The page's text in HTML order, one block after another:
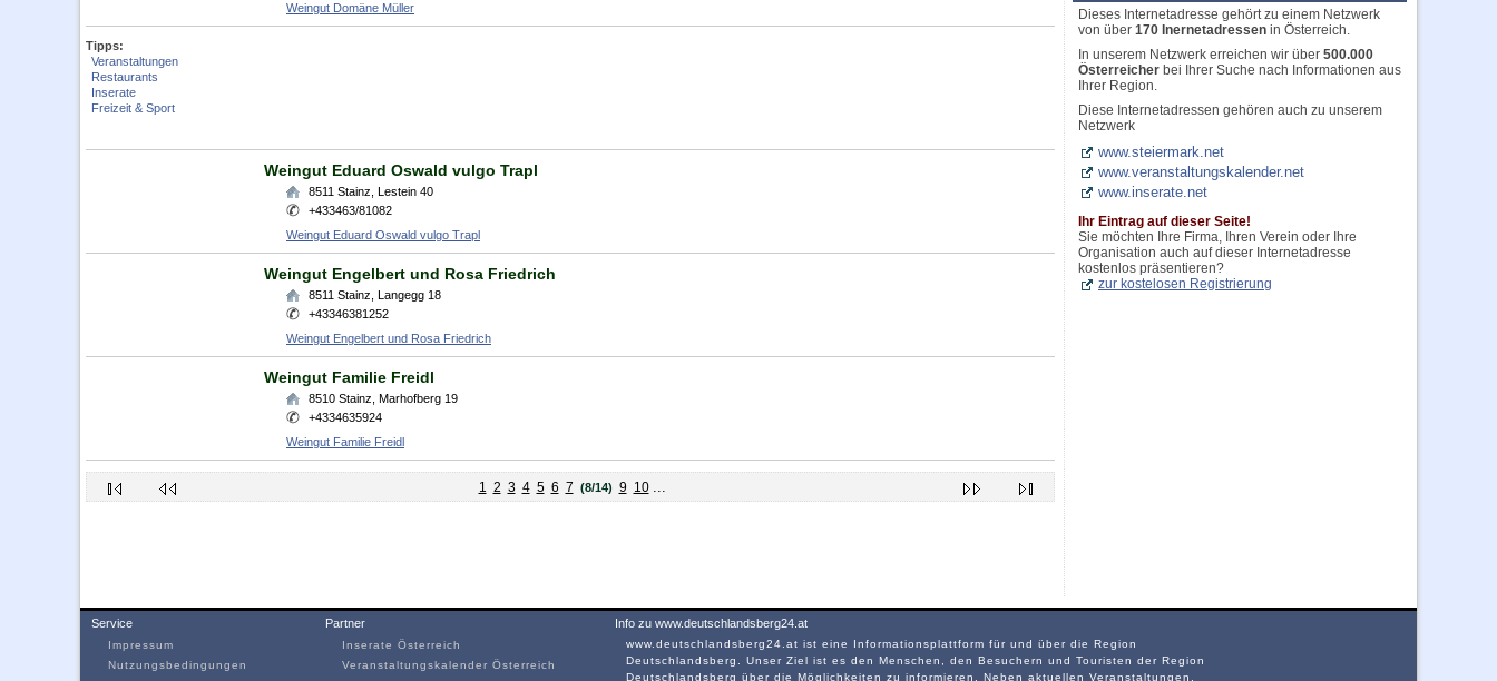
Weingut Domäne Müller
Tipps:
Veranstaltungen
Restaurants
Inserate
Freizeit & Sport
Weingut Eduard Oswald vulgo Trapl
8511 Stainz Lestein 40
+433463/81082
Weingut Eduard Oswald vulgo Trapl
Weingut Engelbert und Rosa Friedrich
8511 Stainz Langegg 18
+43346381252
Weingut Engelbert und Rosa Friedrich
Weingut Familie Freidl
8510 Stainz Marhofberg 19
+4334635924
Weingut Familie Freidl
1 2 3 4 5 6 7 (8/14) 9 10 ...
Dieses Internetadresse gehört zu einem Netzwerk
von über 170 Inernetadressen in Österreich.
In unserem Netzwerk erreichen wir über 500.000
Österreicher bei Ihrer Suche nach Informationen aus
Ihrer Region.
Diese Internetadressen gehören auch zu unserem
Netzwerk
www.steiermark.net
www.veranstaltungskalender.net
www.inserate.net
Ihr Eintrag auf dieser Seite!
Sie möchten Ihre Firma, Ihren Verein oder Ihre
Organisation auch auf dieser Internetadresse
kostenlos präsentieren?
zur kostelosen Registrierung
Service
Impressum
Nutzungsbedingungen
Partner
Inserate Österreich
Veranstaltungskalender Österreich
Info zu www.deutschlandsberg24.at
www.deutschlandsberg24.at ist eine Informationsplattform für und über die Region
Deutschlandsberg. Unser Ziel ist es den Menschen, den Besuchern und Touristen der Region
Deutschlandsberg über die Möglichkeiten zu informieren. Neben aktuellen Veranstaltungen,